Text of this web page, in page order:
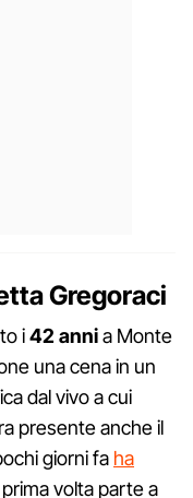
Gregoraci
i42 annia Monte
una cena in un
dal vivo a cui
presente anche il
giorni fa ha
volta parte a